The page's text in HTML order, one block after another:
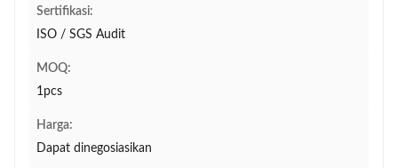
Sertifikasi:
ISO / SGS Audit
MOQ:
1pcs
Harga:
Dapat dinegosiasikan